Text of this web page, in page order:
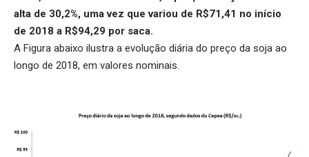
alta de 30,2%, uma vez que variou de R$71,41 no início
de 2018 a R$94,29 por saca.
A Figura abaixo ilustra a evolução diária do preço da soja ao
longo de 2018, em valores nominais.